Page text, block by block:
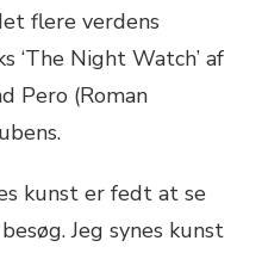
flere verdens
‘The Night Watch’ af
Pero (Roman
kunst er fedt at se
Jeg synes kunst